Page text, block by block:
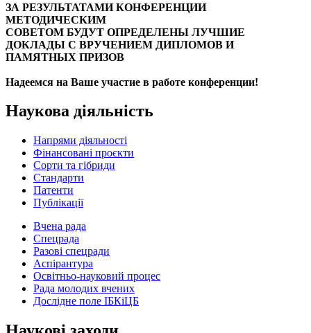
ЗА РЕЗУЛЬТАТАМИ КОНФЕРЕНЦИИ
МЕТОДИЧЕСКИМ
СОВЕТОМ БУДУТ ОПРЕДЕЛЕНЫ ЛУЧШИЕ
ДОКЛАДЫ С ВРУЧЕНИЕМ ДИПЛОМОВ И
ПАМЯТНЫХ ПРИЗОВ
Надеемся на Ваше участие в работе конференции!
Наукова діяльність
Напрями діяльності
Фінансовані проєкти
Сорти та гібриди
Стандарти
Патенти
Публікації
Вчена рада
Спецрада
Разові спецради
Аспірантура
Освітньо-науковий процес
Рада молодих вчених
Дослідне поле ІБКіЦБ